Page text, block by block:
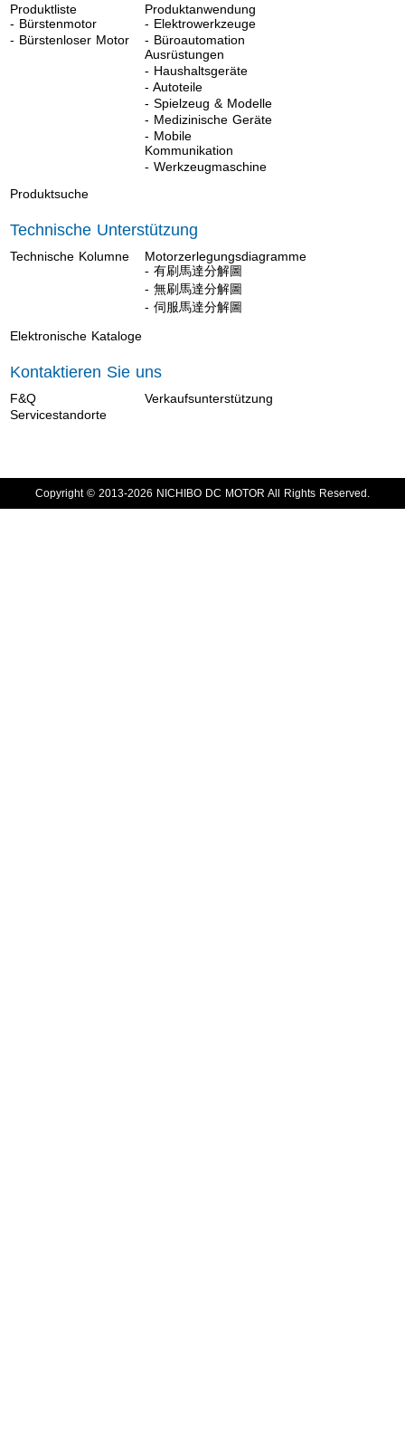
Produktliste
- Bürstenmotor
- Bürstenloser Motor
Produktanwendung
- Elektrowerkzeuge
- Büroautomation
Ausrüstungen
- Haushaltsgeräte
- Autoteile
- Spielzeug & Modelle
- Medizinische Geräte
- Mobile
Kommunikation
- Werkzeugmaschine
Produktsuche
Technische Unterstützung
Technische Kolumne
Motorzerlegungsdiagramme
- 有刷馬達分解圖
- 無刷馬達分解圖
- 伺服馬達分解圖
Elektronische Kataloge
Kontaktieren Sie uns
F&Q
Verkaufsunterstützung
Servicestandorte
Copyright © 2013-2026 NICHIBO DC MOTOR All Rights Reserved.